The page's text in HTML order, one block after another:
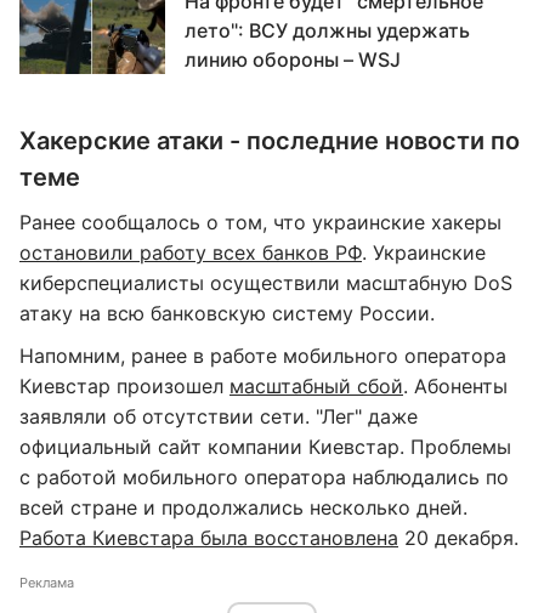
лето": ВСУ должны удержать
линию обороны – WSJ
Хакерские атаки - последние новости по
теме
Ранее сообщалось о том, что украинские хакеры
остановили работу всех банков РФ. Украинские
киберспециалисты осуществили масштабную DoS
атаку на всю банковскую систему России.
Напомним, ранее в работе мобильного оператора
Киевстар произошел масштабный сбой. Абоненты
заявляли об отсутствии сети. "Лег" даже
официальный сайт компании Киевстар. Проблемы
с работой мобильного оператора наблюдались по
всей стране и продолжались несколько дней.
Работа Киевстара была восстановлена 20 декабря.
Реклама